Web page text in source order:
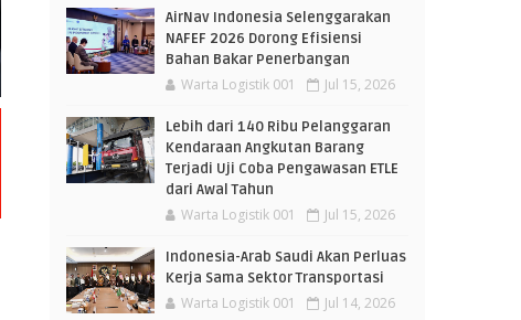
AirNav Indonesia Selenggarakan
NAFEF 2026 Dorong Efisiensi
Bahan Bakar Penerbangan
Warta Logistik 001 Jul 15, 2026
Lebih dari 140 Ribu Pelanggaran
Kendaraan Angkutan Barang
Terjadi Uji Coba Pengawasan ETLE
dari Awal Tahun
Warta Logistik 001 Jul 15, 2026
Indonesia-Arab Saudi Akan Perluas
Kerja Sama Sektor Transportasi
Warta Logistik 001 Jul 14, 2026